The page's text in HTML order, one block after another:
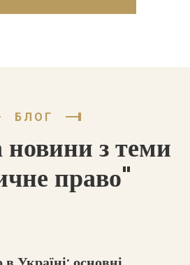
БЛОГ
новини з теми
право"